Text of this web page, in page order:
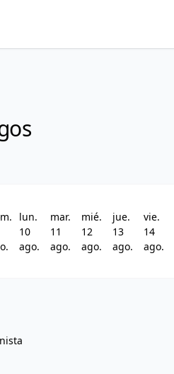
lun.
10
ago.
mar.
11
ago.
mié.
12
ago.
jue.
13
ago.
vie.
14
ago.